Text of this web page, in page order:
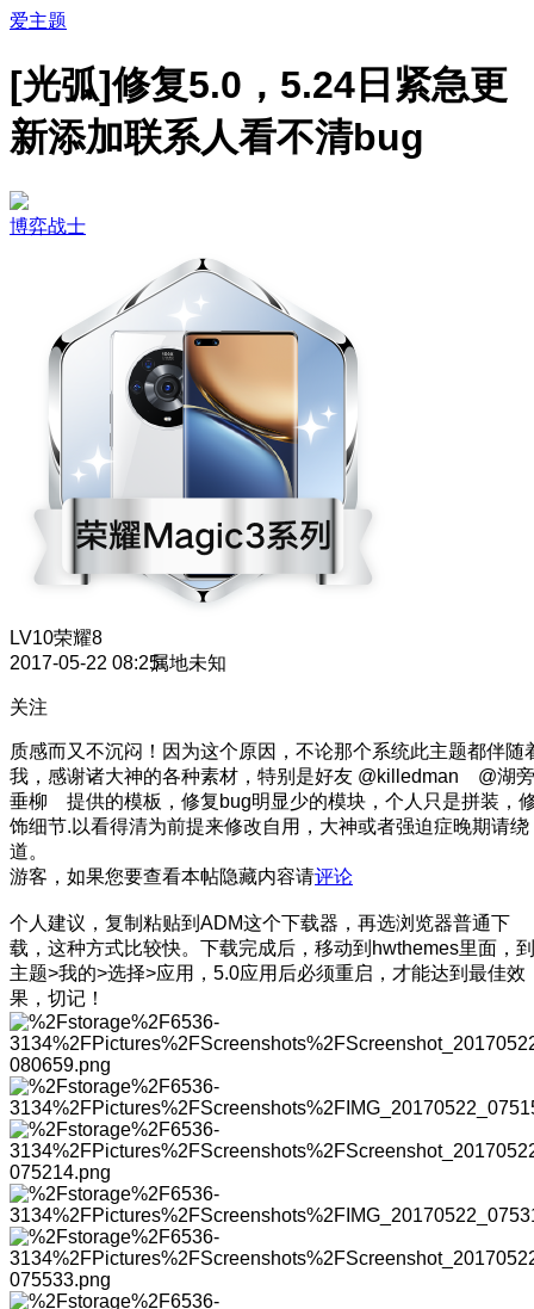
爱主题
[光弧]修复5.0，5.24日紧急更
新添加联系人看不清bug
博弈战士
LV10荣耀8
2017-05-22 08:25属地未知
关注
质感而又不沉闷！因为这个原因，不论那个系统此主题都伴随
我，感谢诸大神的各种素材，特别是好友 @killedman @湖旁
垂柳 提供的模板，修复bug明显少的模块，个人只是拼装，
饰细节.以看得清为前提来修改自用，大神或者强迫症晚期请绕
道。
游客，如果您要查看本帖隐藏内容请评论
个人建议，复制粘贴到ADM这个下载器，再选浏览器普通下
载，这种方式比较快。下载完成后，移动到hwthemes里面，到
主题>我的>选择>应用，5.0应用后必须重启，才能达到最佳效
果，切记！